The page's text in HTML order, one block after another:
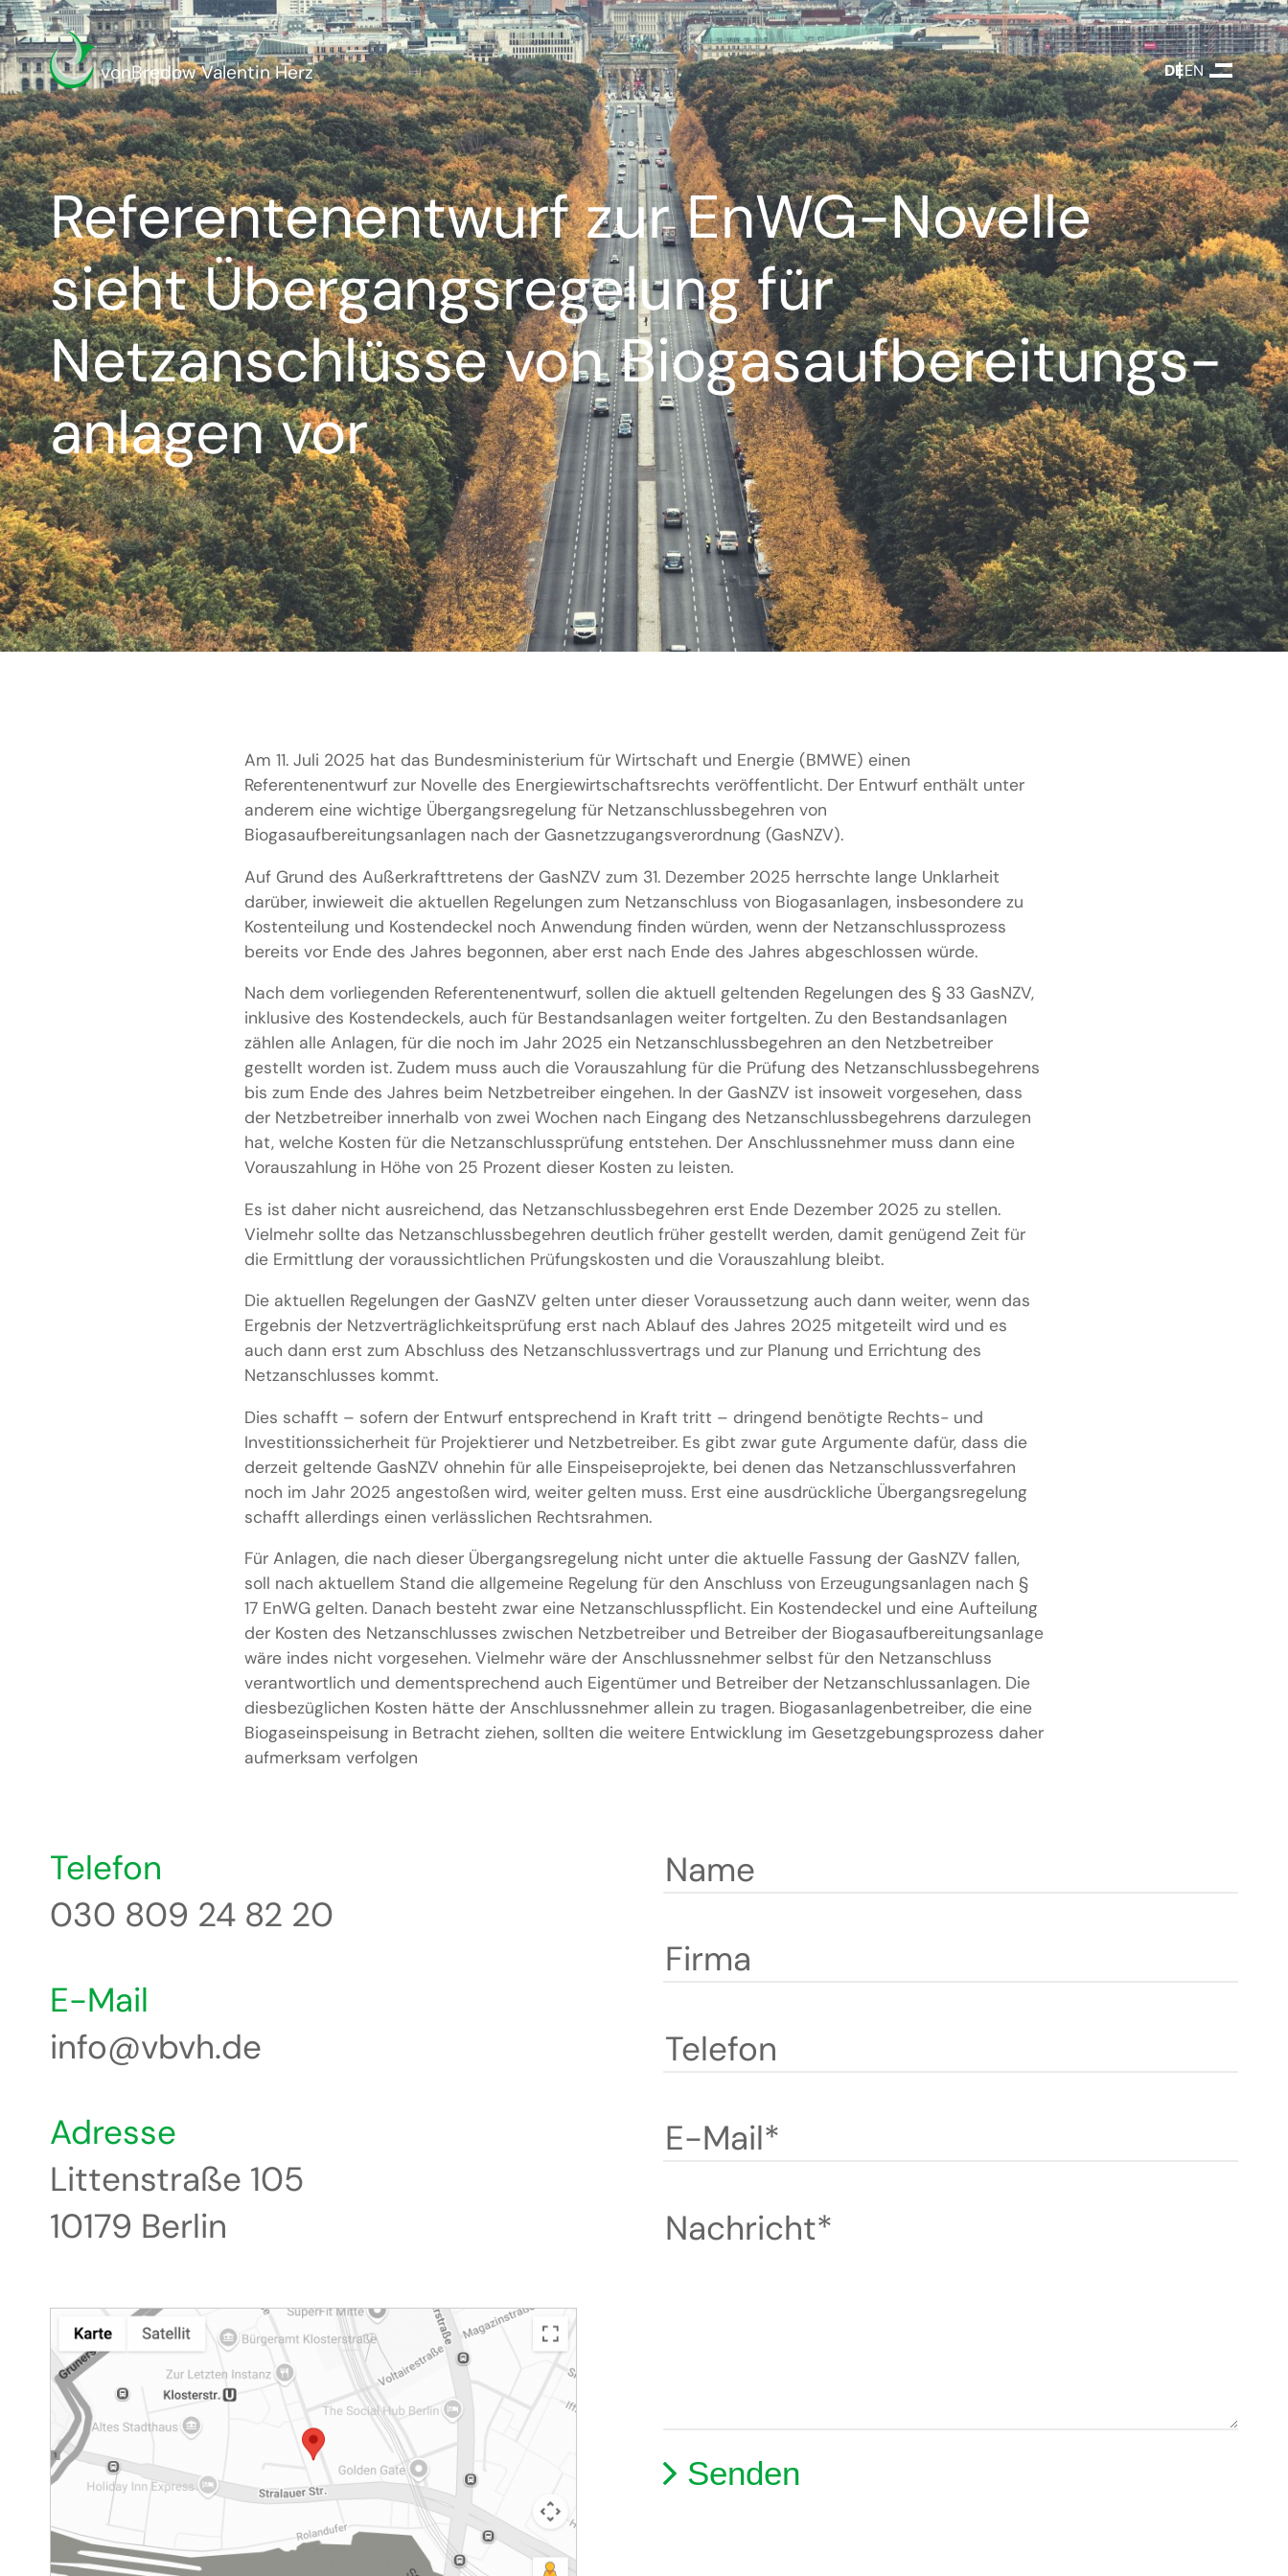
vonBredow Valentin Herz DEUTSCH
ENGLISH
Referentenentwurf zur EnWG-Novelle
sieht Übergangsregelung für
Netzanschlüsse von Biogasaufbereitungs-
anlagen vor
Am 11. Juli 2025 hat das Bundesministerium für Wirtschaft und Energie (BMWE) einen
Referentenentwurf zur Novelle des Energiewirtschaftsrechts veröffentlicht. Der Entwurf enthält unter
anderem eine wichtige Übergangsregelung für Netzanschlussbegehren von
Biogasaufbereitungsanlagen nach der Gasnetzzugangsverordnung (GasNZV).
Auf Grund des Außerkrafttretens der GasNZV zum 31. Dezember 2025 herrschte lange Unklarheit
darüber, inwieweit die aktuellen Regelungen zum Netzanschluss von Biogasanlagen, insbesondere zu
Kostenteilung und Kostendeckel noch Anwendung finden würden, wenn der Netzanschlussprozess
bereits vor Ende des Jahres begonnen, aber erst nach Ende des Jahres abgeschlossen würde.
Nach dem vorliegenden Referentenentwurf, sollen die aktuell geltenden Regelungen des § 33 GasNZV,
inklusive des Kostendeckels, auch für Bestandsanlagen weiter fortgelten. Zu den Bestandsanlagen
zählen alle Anlagen, für die noch im Jahr 2025 ein Netzanschlussbegehren an den Netzbetreiber
gestellt worden ist. Zudem muss auch die Vorauszahlung für die Prüfung des Netzanschlussbegehrens
bis zum Ende des Jahres beim Netzbetreiber eingehen. In der GasNZV ist insoweit vorgesehen, dass
der Netzbetreiber innerhalb von zwei Wochen nach Eingang des Netzanschlussbegehrens darzulegen
hat, welche Kosten für die Netzanschlussprüfung entstehen. Der Anschlussnehmer muss dann eine
Vorauszahlung in Höhe von 25 Prozent dieser Kosten zu leisten.
Es ist daher nicht ausreichend, das Netzanschlussbegehren erst Ende Dezember 2025 zu stellen.
Vielmehr sollte das Netzanschlussbegehren deutlich früher gestellt werden, damit genügend Zeit für
die Ermittlung der voraussichtlichen Prüfungskosten und die Vorauszahlung bleibt.
Die aktuellen Regelungen der GasNZV gelten unter dieser Voraussetzung auch dann weiter, wenn das
Ergebnis der Netzverträglichkeitsprüfung erst nach Ablauf des Jahres 2025 mitgeteilt wird und es
auch dann erst zum Abschluss des Netzanschlussvertrags und zur Planung und Errichtung des
Netzanschlusses kommt.
Dies schafft – sofern der Entwurf entsprechend in Kraft tritt – dringend benötigte Rechts- und
Investitionssicherheit für Projektierer und Netzbetreiber. Es gibt zwar gute Argumente dafür, dass die
derzeit geltende GasNZV ohnehin für alle Einspeiseprojekte, bei denen das Netzanschlussverfahren
noch im Jahr 2025 angestoßen wird, weiter gelten muss. Erst eine ausdrückliche Übergangsregelung
schafft allerdings einen verlässlichen Rechtsrahmen.
Für Anlagen, die nach dieser Übergangsregelung nicht unter die aktuelle Fassung der GasNZV fallen,
soll nach aktuellem Stand die allgemeine Regelung für den Anschluss von Erzeugungsanlagen nach §
17 EnWG gelten. Danach besteht zwar eine Netzanschlusspflicht. Ein Kostendeckel und eine Aufteilung
der Kosten des Netzanschlusses zwischen Netzbetreiber und Betreiber der Biogasaufbereitungsanlage
wäre indes nicht vorgesehen. Vielmehr wäre der Anschlussnehmer selbst für den Netzanschluss
verantwortlich und dementsprechend auch Eigentümer und Betreiber der Netzanschlussanlagen. Die
diesbezüglichen Kosten hätte der Anschlussnehmer allein zu tragen. Biogasanlagenbetreiber, die eine
Biogaseinspeisung in Betracht ziehen, sollten die weitere Entwicklung im Gesetzgebungsprozess daher
aufmerksam verfolgen
Telefon
030 809 24 82 20
E-Mail
info@vbvh.de
Adresse
Littenstraße 105
10179 Berlin
Name
Firma
Telefon
E-Mail*
Nachricht*